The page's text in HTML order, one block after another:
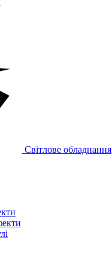
Світлове обладнання